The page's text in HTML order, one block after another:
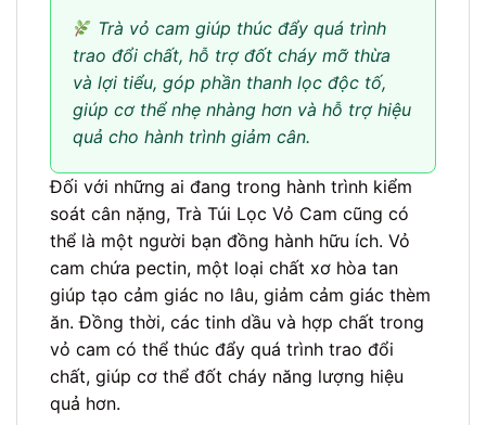
Trà vỏ cam giúp thúc đẩy quá trình
trao đổi chất, hỗ trợ đốt cháy mỡ thừa
và lợi tiểu, góp phần thanh lọc độc tố,
giúp cơ thể nhẹ nhàng hơn và hỗ trợ hiệu
quả cho hành trình giảm cân.
Đối với những ai đang trong hành trình kiểm
soát cân nặng, Trà Túi Lọc Vỏ Cam cũng có
thể là một người bạn đồng hành hữu ích. Vỏ
cam chứa pectin, một loại chất xơ hòa tan
giúp tạo cảm giác no lâu, giảm cảm giác thèm
ăn. Đồng thời, các tinh dầu và hợp chất trong
vỏ cam có thể thúc đẩy quá trình trao đổi
chất, giúp cơ thể đốt cháy năng lượng hiệu
quả hơn.